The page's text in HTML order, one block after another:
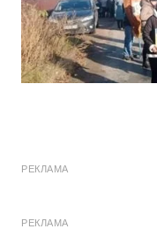
РЕКЛАМА
РЕКЛАМА